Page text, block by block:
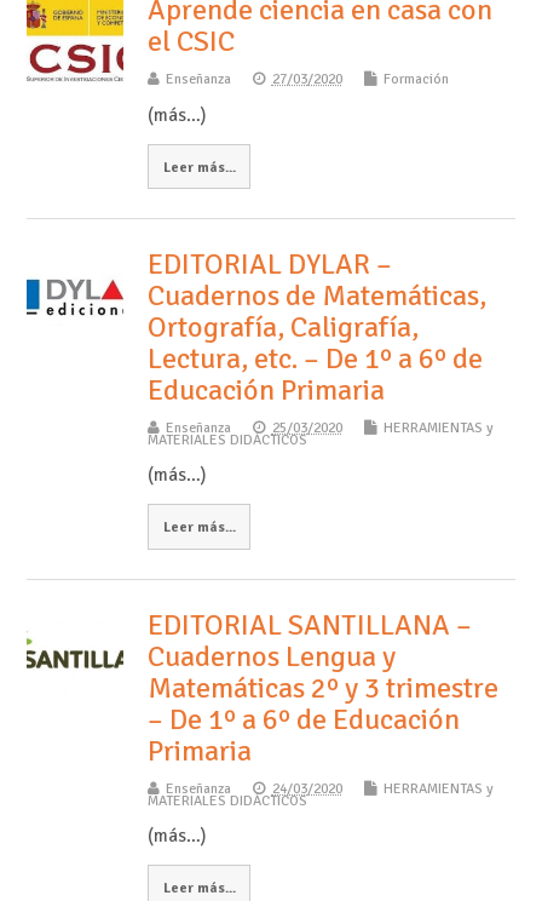
Aprende ciencia en casa con
el CSIC
Enseñanza 27/03/2020 Formación
(más…)
Leer más...
EDITORIAL DYLAR –
Cuadernos de Matemáticas,
Ortografía, Caligrafía,
Lectura, etc. – De 1º a 6º de
Educación Primaria
Enseñanza 25/03/2020 HERRAMIENTAS y
MATERIALES DIDÁCTICOS
(más…)
Leer más...
EDITORIAL SANTILLANA –
Cuadernos Lengua y
Matemáticas 2º y 3 trimestre
– De 1º a 6º de Educación
Primaria
Enseñanza 24/03/2020 HERRAMIENTAS y
MATERIALES DIDÁCTICOS
(más…)
Leer más...